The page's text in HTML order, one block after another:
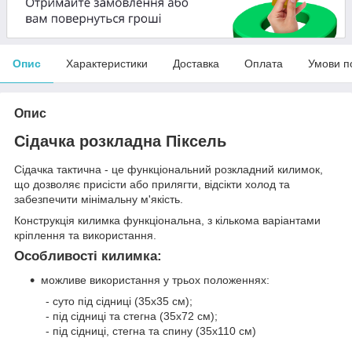
Опис Характеристики Доставка Оплата Умови
Опис
Сідачка розкладна Піксель
Сідачка тактична - це функціональний розкладний килимок,
що дозволяє присісти або прилягти, відсікти холод та
забезпечити мінімальну м'якість.
Конструкція килимка функціональна, з кількома варіантами
кріплення та використання.
Особливості килимка:
можливе використання у трьох положеннях:
- суто під сідниці (35х35 см);
- під сідниці та стегна (35х72 см);
- під сідниці, стегна та спину (35х110 см)